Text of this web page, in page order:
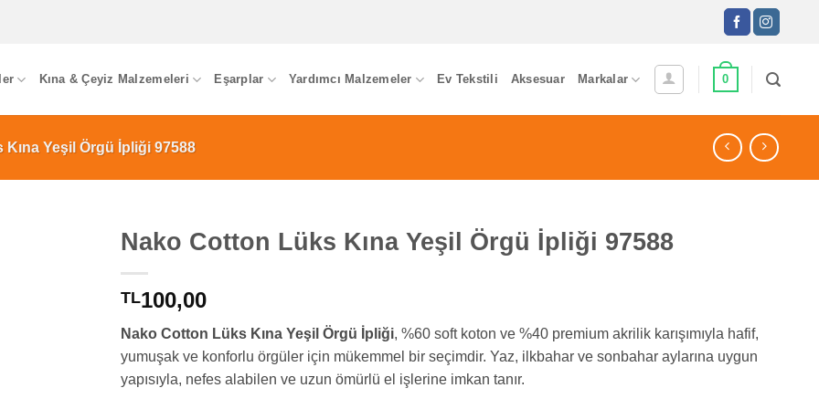
Kına & Çeyiz Malzemeleri Eşarplar Yardımcı Malzemeler Ev Tekstili Aksesuar Markalar 0
Yeşil Örgü İpliği 97588
Nako Cotton Lüks Kına Yeşil Örgü İpliği 97588
TL100,00
Nako Cotton Lüks Kına Yeşil Örgü İpliği, %60 soft koton ve %40 premium akrilik karışımıyla hafif,
yumuşak ve konforlu örgüler için mükemmel bir seçimdir. Yaz, ilkbahar ve sonbahar aylarına uygun
yapısıyla, nefes alabilen ve uzun ömürlü el işlerine imkan tanır.